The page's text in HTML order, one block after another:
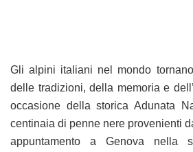
Gli alpini italiani nel mondo
delle tradizioni, della memoria e
occasione della storica Adunata
centinaia di penne nere provenienti
appuntamento a Genova nella